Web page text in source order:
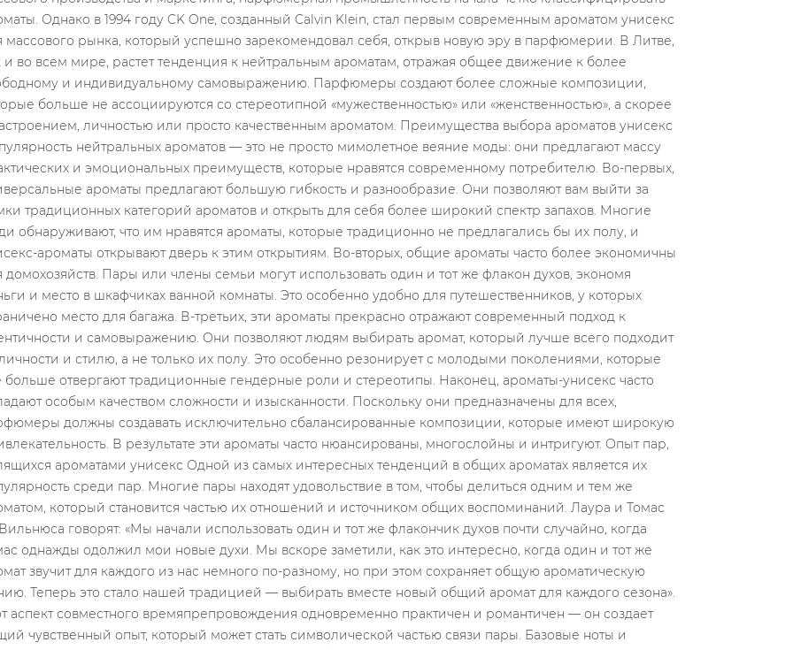
ДОЛЬШЕ
на
годности и
ДЕЙСТВИТЕЛЬНО ЛИ
НЕОБХОДИМЫ
КРЕМЫ ДЛЯ ГЛАЗ?
ПОДРОБНОЕ
РУКОВОДСТВО
4998 Просмотры
Paakių kremai – vieni iš tų
kosmetikos produktų, kurie
nuolat kelia diskusijas.
Vieni juos laiko būtinu
odos...
Read more
KOKIUS KVEPALUS
RINKTIS MOTERIMS
PAGAL ZODIAKO
ŽENKLĄ?
4704 Просмотры
dalis, bet ir būdas išreikšti
kvepalus moterims, verta...
Read more
РАЗЛИЧНЫЕ СТИЛИ
АРОМАТА:
ЦВЕТОЧНЫЕ,
ДРЕВЕСНЫЕ
4216 Просмотры
Современная
парфюмерия погружает
Read more